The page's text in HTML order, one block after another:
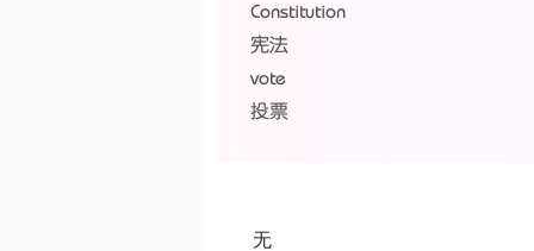
Constitution
宪法
vote
投票
无